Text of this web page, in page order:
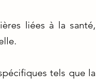
liées à la santé,
tels que la